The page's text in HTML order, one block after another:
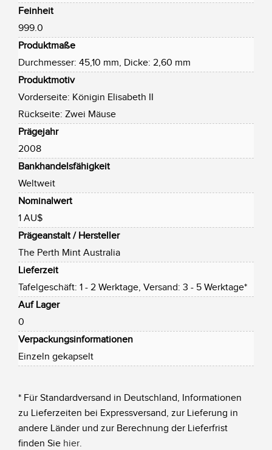
Feinheit
999.0
Produktmaße
Durchmesser: 45,10 mm, Dicke: 2,60 mm
Produktmotiv
Vorderseite: Königin Elisabeth II
Rückseite: Zwei Mäuse
Prägejahr
2008
Bankhandelsfähigkeit
Weltweit
Nominalwert
1 AU$
Prägeanstalt / Hersteller
The Perth Mint Australia
Lieferzeit
Tafelgeschäft: 1 - 2 Werktage, Versand: 3 - 5 Werktage*
Auf Lager
0
Verpackungsinformationen
Einzeln gekapselt
* Für Standardversand in Deutschland, Informationen
zu Lieferzeiten bei Expressversand, zur Lieferung in
andere Länder und zur Berechnung der Lieferfrist
finden Sie hier.